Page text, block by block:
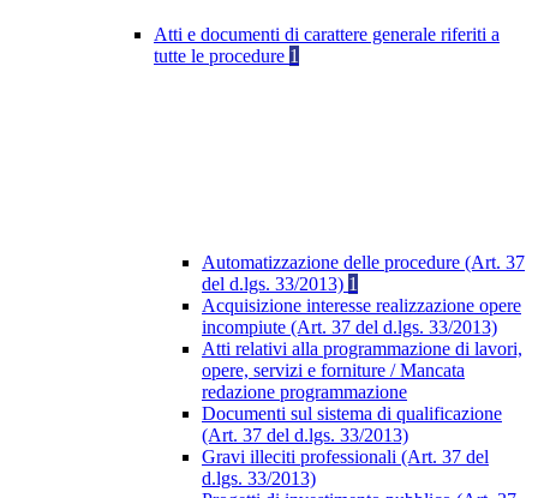
Atti e documenti di carattere generale riferiti a
tutte le procedure 1
Automatizzazione delle procedure (Art. 37
del d.lgs. 33/2013) 1
Acquisizione interesse realizzazione opere
incompiute (Art. 37 del d.lgs. 33/2013)
Atti relativi alla programmazione di lavori,
opere, servizi e forniture / Mancata
redazione programmazione
Documenti sul sistema di qualificazione
(Art. 37 del d.lgs. 33/2013)
Gravi illeciti professionali (Art. 37 del
d.lgs. 33/2013)